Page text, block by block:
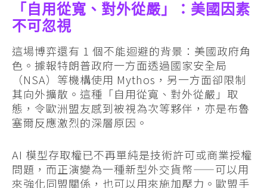
「自用從寬、對外從嚴」：美國因素
不可忽視
這場博弈還有 1 個不能迴避的背景：美國政府角
色。據報特朗普政府一方面透過國家安全局
（NSA）等機構使用 Mythos，另一方面卻限制
其向外擴散。這種「自用從寬、對外從嚴」取
態，令歐洲盟友感到被視為次等夥伴，亦是布魯
塞爾反應激烈的深層原因。
AI 模型存取權已不再單純是技術許可或商業授權
問題，而正演變為一種新型外交貨幣——可以用
來強化同盟關係，也可以用來施加壓力。歐盟手